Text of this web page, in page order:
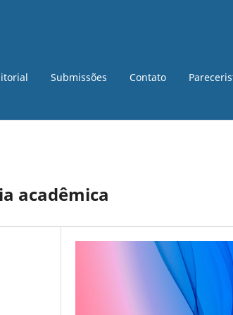
Submissões Contato
acadêmica